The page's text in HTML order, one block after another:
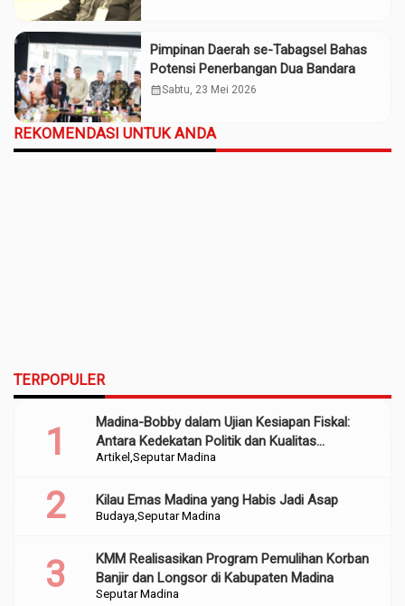
Pimpinan Daerah se-Tabagsel Bahas
Potensi Penerbangan Dua Bandara
calendar_monthSabtu, 23 Mei 2026
REKOMENDASI UNTUK ANDA
TERPOPULER
Artikel Seputar Madina
Madina-Bobby dalam Ujian Kesiapan Fiskal:
Antara Kedekatan Politik dan Kualitas
Perencanaan
Budaya Seputar Madina
Kilau Emas Madina yang Habis Jadi Asap
Seputar Madina
KMM Realisasikan Program Pemulihan Korban
Banjir dan Longsor di Kabupaten Madina